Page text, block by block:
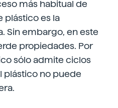
más habitual de
plástico es la
Sin embargo, en este
propiedades. Por
sólo admite ciclos
plástico no puede